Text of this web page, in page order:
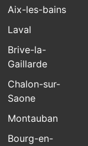
Aix-les-bains
Laval
Brive-la-
Gaillarde
Chalon-sur-
Saone
Montauban
Bourg-en-